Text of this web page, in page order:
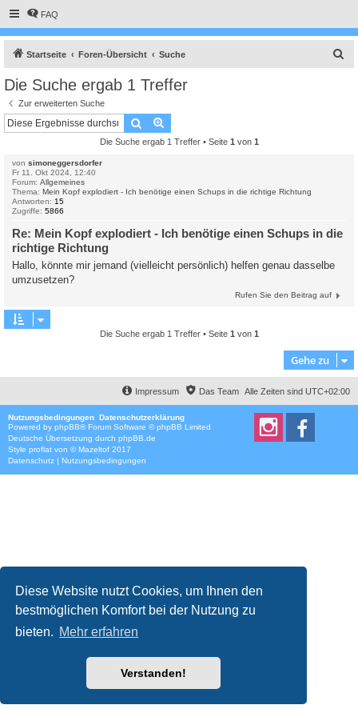
Diese Website nutzt Cookies, um Ihnen den
bestmöglichen Komfort bei der Nutzung zu
bieten. Mehr erfahren
Verstanden!
FAQ
Startseite Foren-Übersicht Suche
Die Suche ergab 1 Treffer
Zur erweiterten Suche
Suche
Die Suche ergab 1 Treffer • Seite 1 von 1
von simoneggersdorfer
Fr 11. Okt 2024, 12:40
Forum: Allgemeines
Thema: Mein Kopf explodiert - Ich benötige einen Schups in die richtige Richtung
Antworten: 15
Zugriffe: 5866
Re: Mein Kopf explodiert - Ich benötige einen Schups in die
richtige Richtung
Hallo, könnte mir jemand (vielleicht persönlich) helfen genau dasselbe
umzusetzen?
Rufen Sie den Beitrag auf
Die Suche ergab 1 Treffer • Seite 1 von 1
Gehe zu
Alle Zeiten sind UTC+02:00
Das Team
Impressum
Nutzungsbedingungen Datenschutzerklärung
Powered by phpBB® Forum Software © phpBB Limited
Deutsche Übersetzung durch phpBB.de
Style proflat von ©Mazeltof 2017
Datenschutz | Nutzungsbedingungen